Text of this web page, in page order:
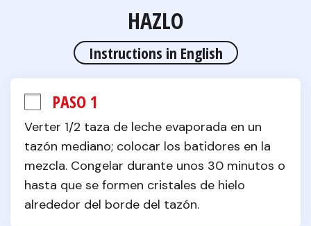
HAZLO
Instructions in English
PASO 1
Verter 1/2 taza de leche evaporada en un
tazón mediano; colocar los batidores en la
mezcla. Congelar durante unos 30 minutos o
hasta que se formen cristales de hielo
alrededor del borde del tazón.